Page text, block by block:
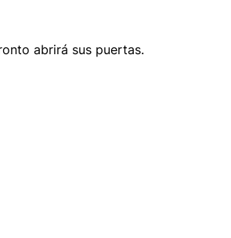
abrirá sus puertas.